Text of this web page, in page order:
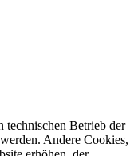
technischen Betrieb der
Andere Cookies,